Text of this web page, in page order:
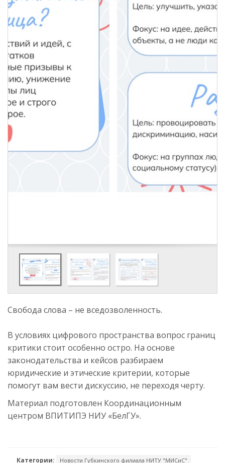
Свобода слова – не вседозволенность.
В условиях цифрового пространства вопрос границ
критики стоит особенно остро. На основе
законодательства и кейсов разбираем
юридические и этические критерии, которые
помогут вам вести дискуссию, не переходя черту.
Материал подготовлен Координационным
центром ВПИТИПЭ НИУ «БелГУ».
Категории: Новости Губкинского филиала НИТУ "МИСиС"